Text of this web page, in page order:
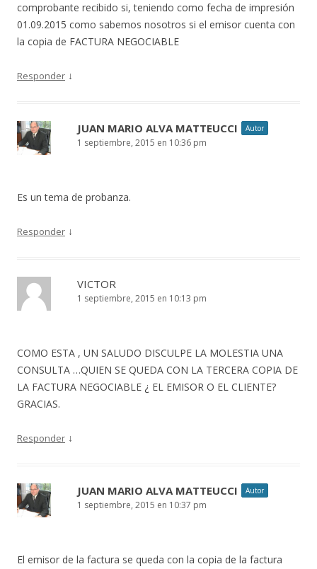
comprobante recibido si, teniendo como fecha de impresión
01.09.2015 como sabemos nosotros si el emisor cuenta con
la copia de FACTURA NEGOCIABLE
Responder ↓
JUAN MARIO ALVA MATTEUCCI Autor
1 septiembre, 2015 en 10:36 pm
Es un tema de probanza.
Responder ↓
VICTOR
1 septiembre, 2015 en 10:13 pm
COMO ESTA , UN SALUDO DISCULPE LA MOLESTIA UNA
CONSULTA …QUIEN SE QUEDA CON LA TERCERA COPIA DE
LA FACTURA NEGOCIABLE ¿ EL EMISOR O EL CLIENTE?
GRACIAS.
Responder ↓
JUAN MARIO ALVA MATTEUCCI Autor
1 septiembre, 2015 en 10:37 pm
El emisor de la factura se queda con la copia de la factura